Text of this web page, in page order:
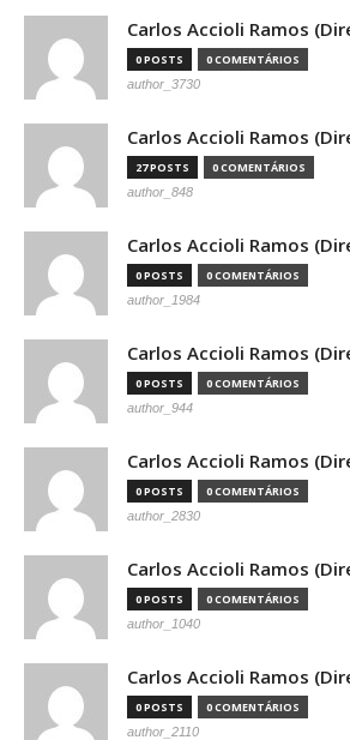
Carlos Accioli Ramos
0 POSTS 0 COMENTÁRIOS
author_3730
Carlos Accioli Ramos
27 POSTS 0 COMENTÁRIOS
author_848
Carlos Accioli Ramos
0 POSTS 0 COMENTÁRIOS
author_1984
Carlos Accioli Ramos
0 POSTS 0 COMENTÁRIOS
author_944
Carlos Accioli Ramos
0 POSTS 0 COMENTÁRIOS
author_2830
Carlos Accioli Ramos
0 POSTS 0 COMENTÁRIOS
author_1040
Carlos Accioli Ramos
0 POSTS 0 COMENTÁRIOS
author_2110